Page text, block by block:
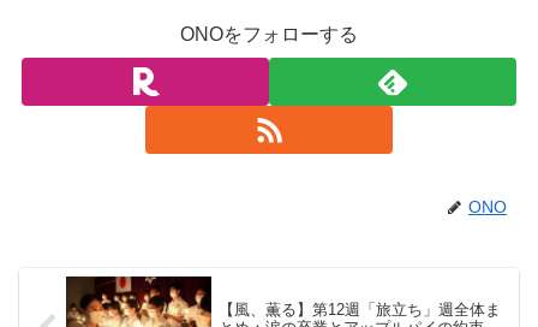
ONOをフォローする
ONO
【風、薫る】第12週「旅立ち」週全体ま